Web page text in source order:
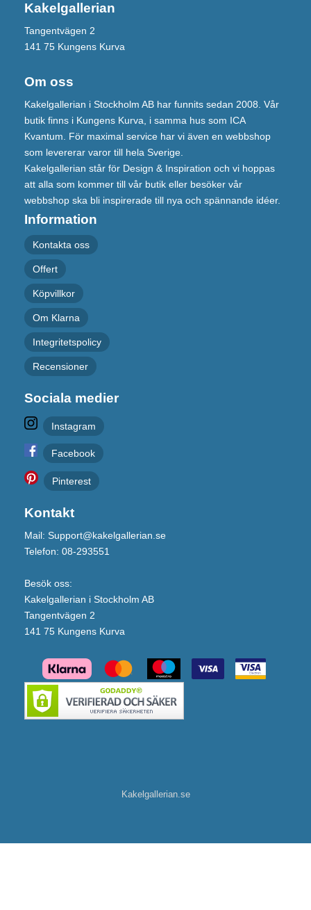
Kakelgallerian
Tangentvägen 2
141 75 Kungens Kurva
Om oss
Kakelgallerian i Stockholm AB har funnits sedan 2008. Vår
butik finns i Kungens Kurva, i samma hus som ICA
Kvantum. För maximal service har vi även en webbshop
som levererar varor till hela Sverige.
Kakelgallerian står för Design & Inspiration och vi hoppas
att alla som kommer till vår butik eller besöker vår
webbshop ska bli inspirerade till nya och spännande idéer.
Information
Kontakta oss
Offert
Köpvillkor
Om Klarna
Integritetspolicy
Recensioner
Sociala medier
Instagram
Facebook
Pinterest
Kontakt
Mail: Support@kakelgallerian.se
Telefon: 08-293551
Besök oss:
Kakelgallerian i Stockholm AB
Tangentvägen 2
141 75 Kungens Kurva
Kakelgallerian.se